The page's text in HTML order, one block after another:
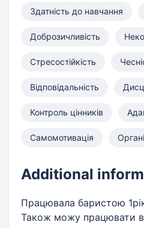
Здатність до навчання
Доброзичливість
Стресостійкість
Відповідальність
Контроль цінників
Самомотивація
Additional
Працювала баристою
Також можу працювати в